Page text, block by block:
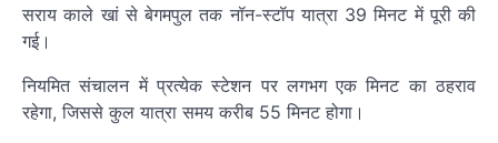
सराय काले खां से बेगमपुल तक नॉन-स्टॉप यात्रा 39 मिनट में पूरी की
गई।
नियमित संचालन में प्रत्येक स्टेशन पर लगभग एक मिनट का ठहराव
रहेगा, जिससे कुल यात्रा समय करीब 55 मिनट होगा।